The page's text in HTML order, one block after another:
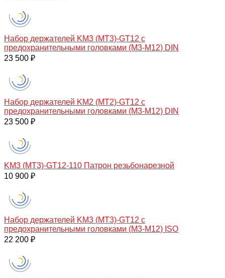
Набор держателей KM3 (MT3)-GT12 с
предохранительными головками (M3-M12) DIN
23 500 ₽
Набор держателей KM2 (МТ2)-GT12 с
предохранительными головками (M3-M12) DIN
23 500 ₽
KM3 (МТ3)-GT12-110 Патрон резьбонарезной
10 900 ₽
Набор держателей KM3 (MT3)-GT12 с
предохранительными головками (M3-M12) ISO
22 200 ₽